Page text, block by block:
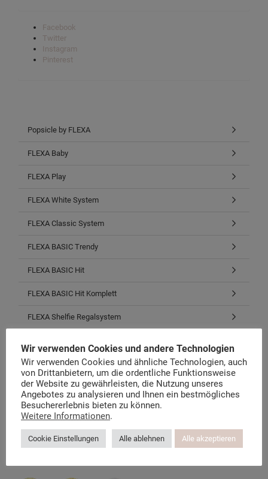
Facebook
Twitter
Instagram
Pinterest
Popsicle by FLEXA
FLEXA Baby
FLEXA Play
FLEXA White System
FLEXA Classic System
FLEXA BASIC Trendy
FLEXA BASIC Hit
FLEXA BASIC Hit Komplett
FLEXA Shelfie Regalsystem
FLEXA Schreibtische & Stühle
Matratzen, Roste, Bezüge
Stoffe, Bettwäsche, Zubehör
Restposten, B-Waren, E-Teile
Wir verwenden Cookies und andere Technologien
Wir verwenden Cookies und ähnliche Technologien, auch
von Drittanbietern, um die ordentliche Funktionsweise
der Website zu gewährleisten, die Nutzung unseres
Angebotes zu analysieren und Ihnen ein bestmögliches
Besuchererlebnis bieten zu können.
Weitere Informationen.
Cookie Einstellungen Alle ablehnen Alle akzeptieren